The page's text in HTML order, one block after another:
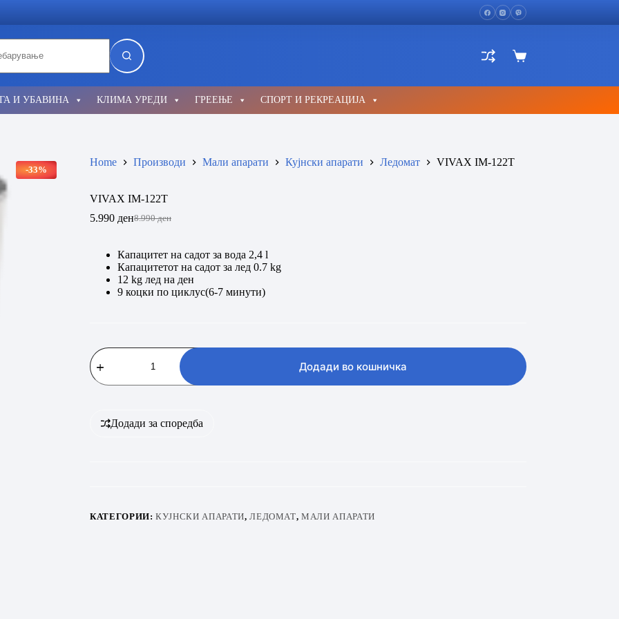
Shopping
И УБАВИНА КЛИМА УРЕДИ ГРЕЕЊЕ СПОРТ И РЕКРЕАЦИЈА
-33%
Home Производи Мали апарати Кујнски апарати Ледомат VIVAX IM-122T
VIVAX IM-122T
8.990ден
Original
8.990 ден.
5.990 денCurrent
5.990 ден.
Капацитет на садот за вода 2,4 l
Капацитетот на садот за лед 0.7 kg
12 kg лед на ден
9 коцки по циклус(6-7 минути)
VIVAX
IM-
122T
количина
Додади во кошничка
Додади за споредба
КАТЕГОРИИ:КУЈНСКИ АПАРАТИ,ЛЕДОМАТ,МАЛИ АПАРАТИ